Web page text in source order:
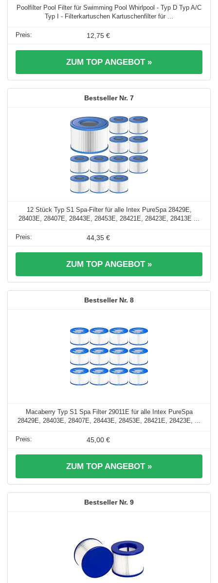
Poolfilter Pool Filter für Swimming Pool Whirlpool - Typ D Typ A/C
Typ I - Filterkartuschen Kartuschenfilter für ...
12,75 €
ZUM TOP ANGEBOT »
7
12 Stück Typ S1 Spa-Filter für alle Intex PureSpa 28429E,
28403E, 28407E, 28443E, 28453E, 28421E, 28423E, 28413E ...
44,35 €
ZUM TOP ANGEBOT »
8
Macaberry Typ S1 Spa Filter 29011E für alle Intex PureSpa
28429E, 28403E, 28407E, 28443E, 28453E, 28421E, 28423E, ...
45,00 €
ZUM TOP ANGEBOT »
9